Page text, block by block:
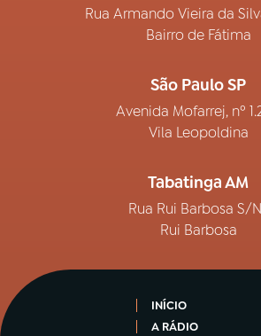
Rua Armando Vieira da
Bairro de Fátima
São Paulo SP
Avenida Mofarrej, nº
Vila Leopoldina
Tabatinga AM
Rua Rui Barbosa S/
Rui Barbosa
INÍCIO
A RÁDIO